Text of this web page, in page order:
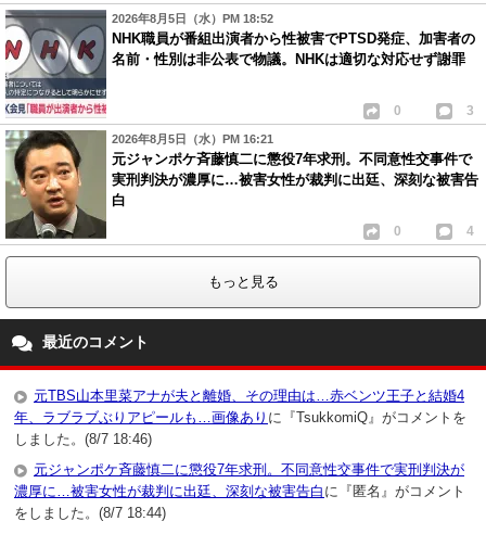
2026年8月5日（水）PM 18:52
NHK職員が番組出演者から性被害でPTSD発症、加害者の
名前・性別は非公表で物議。NHKは適切な対応せず謝罪
0 3
2026年8月5日（水）PM 16:21
元ジャンポケ斉藤慎二に懲役7年求刑。不同意性交事件で
実刑判決が濃厚に…被害女性が裁判に出廷、深刻な被害告
白
0 4
もっと見る
最近のコメント
元TBS山本里菜アナが夫と離婚、その理由は…赤ベンツ王子と結婚4
年、ラブラブぶりアピールも…画像あり に『TsukkomiQ』がコメントを
しました。(8/7 18:46)
元ジャンポケ斉藤慎二に懲役7年求刑。不同意性交事件で実刑判決が
濃厚に…被害女性が裁判に出廷、深刻な被害告白 に『匿名』がコメント
をしました。(8/7 18:44)